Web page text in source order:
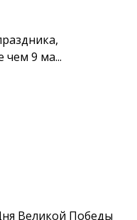
чем 9 ма...
Великой Победы